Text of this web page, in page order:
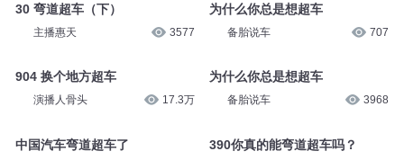
30 弯道超车（下）
主播惠天 3577
904 换个地方超车
演播人骨头 17.3万
中国汽车弯道超车了
为什么你总是想超车
备胎说车 707
为什么你总是想超车
备胎说车 3968
390你真的能弯道超车吗？